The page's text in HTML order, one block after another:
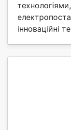
інноваційні